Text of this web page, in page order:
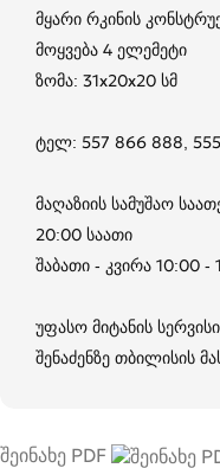
მყარი რკინის
მოყვება 4 ელემეტი
ზომა: 31x20x20 სმ
ტელ: 557 866 888, 555
მაღაზიის სამუშაო
20:00 საათი
შაბათი - კვირა 10:00 -
უფასო მიტანის
შენაძენზე თბილისის
შეინახე PDF